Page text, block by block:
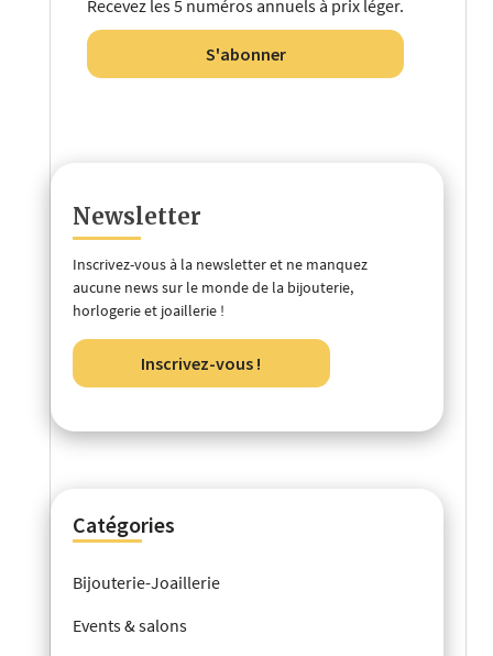
Recevez les 5 numéros annuels à prix léger.
S'abonner
Newsletter
Inscrivez-vous à la newsletter et ne manquez
aucune news sur le monde de la bijouterie,
horlogerie et joaillerie !
Inscrivez-vous !
Catégories
Bijouterie-Joaillerie
Events & salons